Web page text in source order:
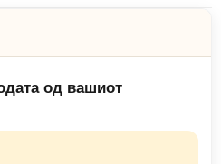
од вашиот